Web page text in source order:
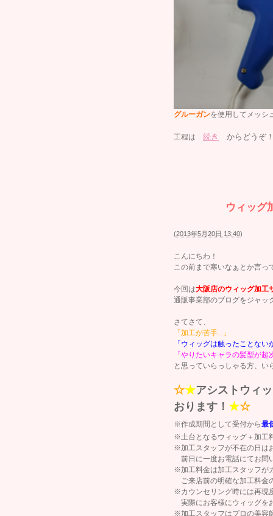
グルーガンを使用してメッシ
工程は 続き からどうぞ
ウィッグ
(2013年5月20日 13:40)
こんにちわ！
この前まで寒いなぁとか言っ
今回は大阪店のウィッグ加工
通販事業部のブログをジャッ
さてさて、
「加工が苦手...」
「ウィッグは触ったことな
「やりたいキャラの髪型が
と思っていらっしゃる方、い
☆★アシストウィ
おります！ ★☆
※作成期間として受付から最
※土台となるウィッグ＋加工
※加工スタッフが不在の日は
前日に一度お電話にてお問
※加工料金は加工スタッフが
ご来店前の明確な加工料金
※カウンセリング時には再現
実際にお客様にウィッグを
※加工スタッフはプロの美容